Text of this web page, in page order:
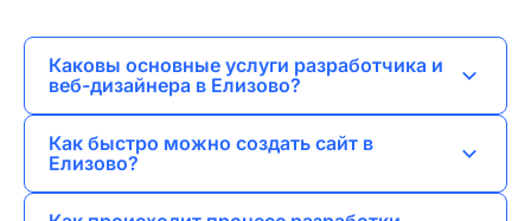
Каковы основные услуги разработчика и
веб-дизайнера в Елизово?
созданию лендингов, сайтов-визиток,
порталов.
Как быстро можно создать сайт в
Елизово?